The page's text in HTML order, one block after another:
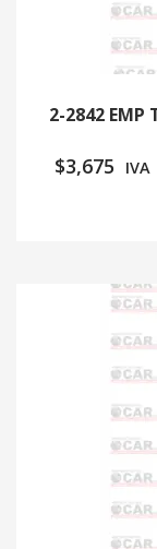
2-2842 EMP
$3,675 IVA